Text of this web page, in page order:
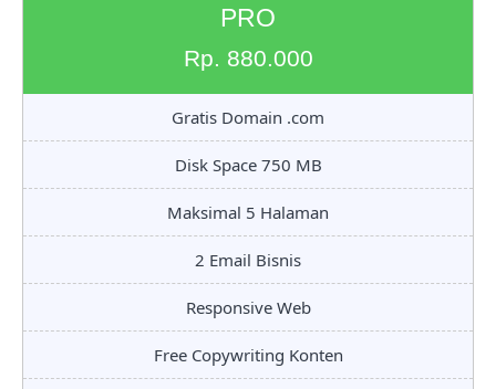
PRO
Rp. 880.000
Gratis Domain .com
Disk Space 750 MB
Maksimal 5 Halaman
2 Email Bisnis
Responsive Web
Free Copywriting Konten